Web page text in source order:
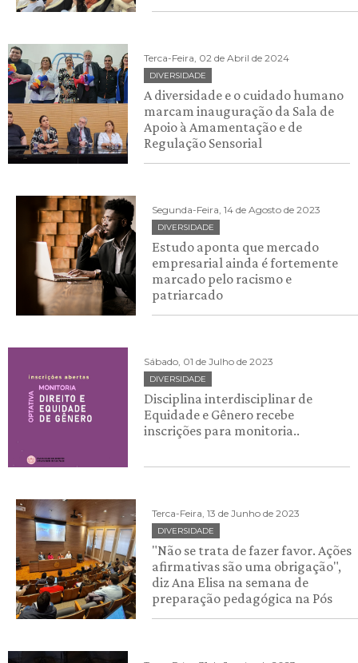
Terca-Feira, 02 de Abril de 2024
DIVERSIDADE
A diversidade e o cuidado humano
marcam inauguração da Sala de
Apoio à Amamentação e de
Regulação Sensorial
Segunda-Feira, 14 de Agosto de 2023
DIVERSIDADE
Estudo aponta que mercado
empresarial ainda é fortemente
marcado pelo racismo e
patriarcado
Sábado, 01 de Julho de 2023
DIVERSIDADE
Disciplina interdisciplinar de
Equidade e Gênero recebe
inscrições para monitoria..
Terca-Feira, 13 de Junho de 2023
DIVERSIDADE
"Não se trata de fazer favor. Ações
afirmativas são uma obrigação",
diz Ana Elisa na semana de
preparação pedagógica na Pós